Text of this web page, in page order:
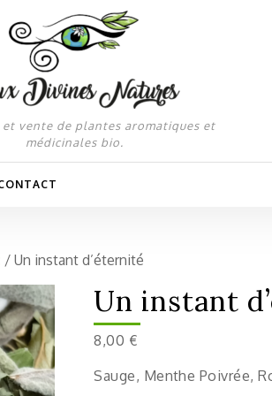
vente de plantes aromatiques et
médicinales bio.
/ Un instant d’éternité
Un instant
8,00 €
Sauge, Menthe Poivrée,